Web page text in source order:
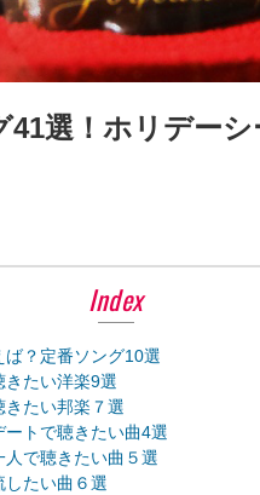
選！ホリデーシ
Index
？定番ソング10選
きたい洋楽9選
きたい邦楽７選
トで聴きたい曲4選
で聴きたい曲５選
したい曲６選